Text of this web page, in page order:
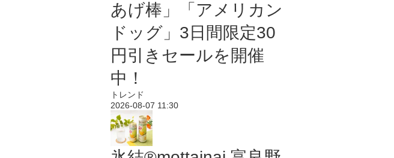
あげ棒」「アメリカン
ドッグ」3日間限定30
円引きセールを開催
中！
トレンド
2026-08-07 11:30